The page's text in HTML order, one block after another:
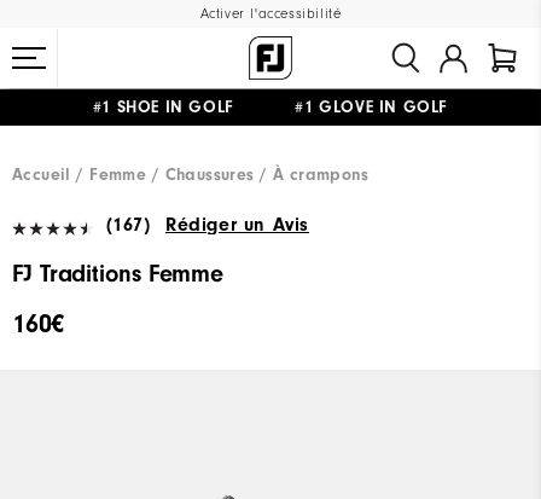
Activer l'accessibilité
#1 SHOE IN GOLF #1 GLOVE IN GOLF
Accueil
Femme Chaussures À crampons
(167) Rédiger un Avis
FJ Traditions Femme
160€